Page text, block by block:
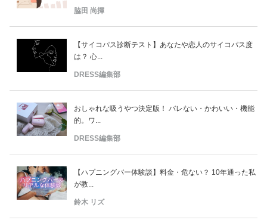
脇田 尚揮
【サイコパス診断テスト】あなたや恋人のサイコパス度
は？ 心...
DRESS編集部
おしゃれな吸うやつ決定版！ バレない・かわいい・機能
的。ワ...
DRESS編集部
【ハプニングバー体験談】料金・危ない？ 10年通った私
が教...
鈴木 リズ